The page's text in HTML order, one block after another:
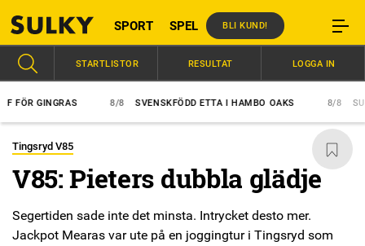
SPORT SPEL BLI KUND!
GINGRAS SVENSKFÖDD ETTA I HAMBO OAKS
STARTLISTOR RESULTAT LOGGA IN
Tingsryd V85
V85: Pieters dubbla glädje
Segertiden sade inte det minsta. Intrycket desto mer.
Jackpot Mearas var ute på en joggingtur i Tingsryd som